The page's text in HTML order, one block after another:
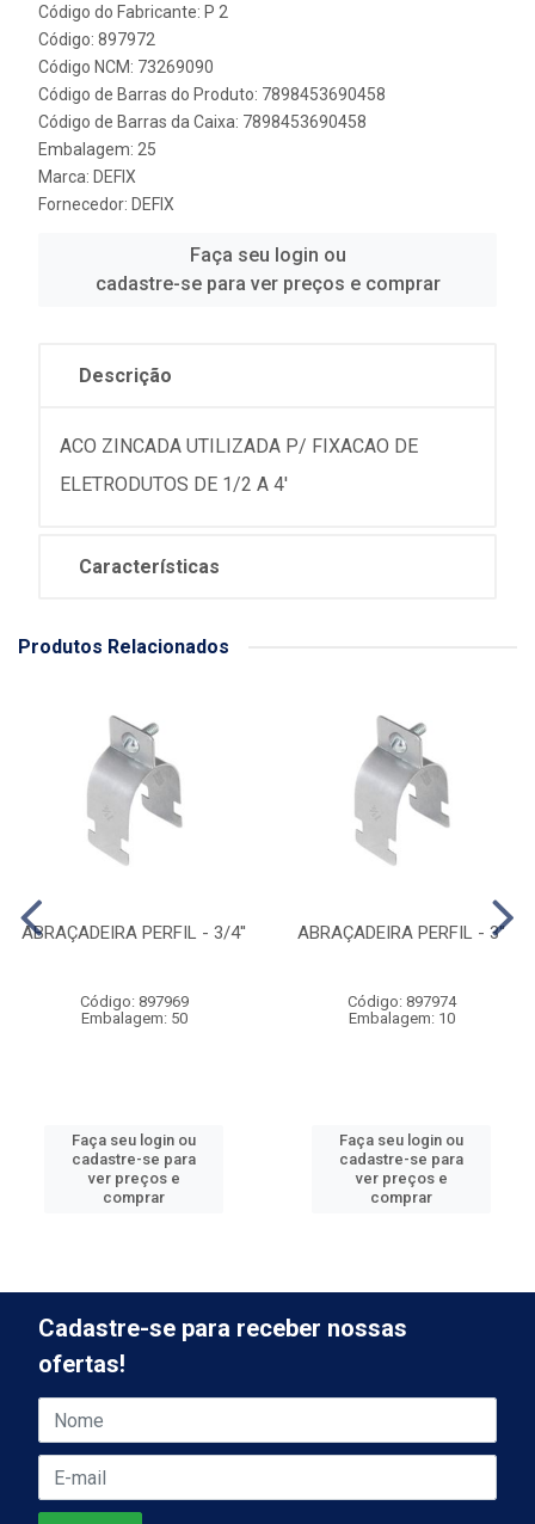
Código do Fabricante: P 2
Código: 897972
Código NCM: 73269090
Código de Barras do Produto: 7898453690458
Código de Barras da Caixa: 7898453690458
Embalagem: 25
Marca: DEFIX
Fornecedor: DEFIX
Faça seu login ou
cadastre-se para ver preços e comprar
Descrição
ACO ZINCADA UTILIZADA P/ FIXACAO DE
ELETRODUTOS DE 1/2 A 4'
Características
Produtos Relacionados
ABRAÇADEIRA PERFIL - 3/4''
Código: 897969
Embalagem: 50
Faça seu login ou
cadastre-se para
ver preços e
comprar
ABRAÇADEIRA PERFIL - 3''
Código: 897974
Embalagem: 10
Faça seu login ou
cadastre-se para
ver preços e
comprar
Cadastre-se para receber nossas
ofertas!